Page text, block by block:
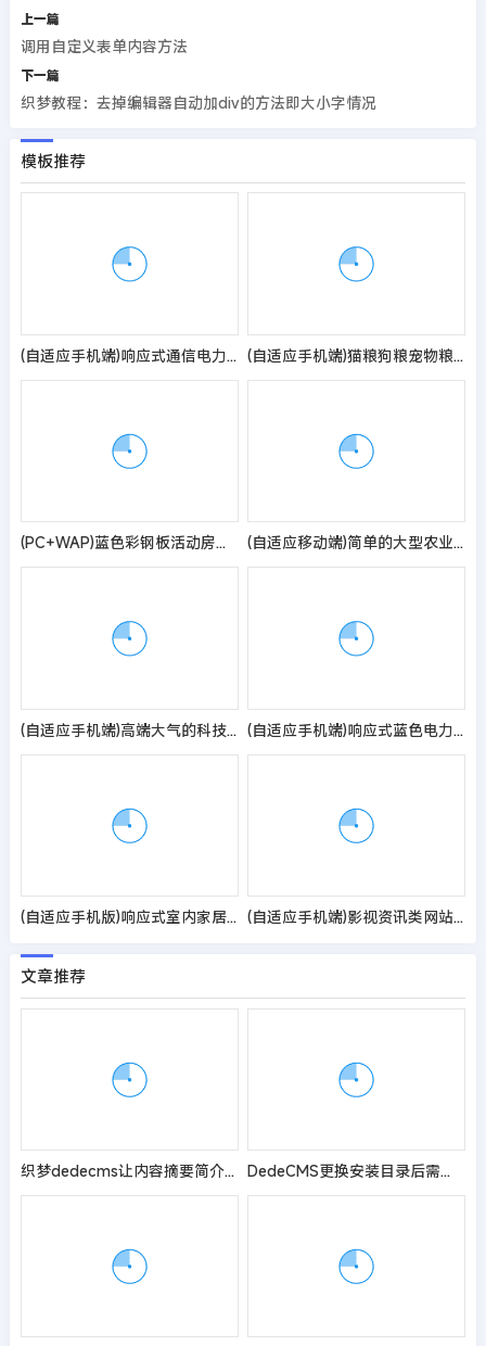
上一篇
调用自定义表单内容方法
下一篇
织梦教程：去掉编辑器自动加div的方法即大小字情况
模板推荐
(自适应手机端)响应式通信电力金融医疗科技类网站pbootcms模板 黑色智能医疗设备网站源码 (自适应手机端)猫粮狗粮宠物粮食网站pbootcms模板 宠物零食网站源码
(PC+WAP)蓝色彩钢板活动房网站pbootcms模板 临时移动房网站源码 (自适应移动端)简单的大型农业机械设备类网站pbootcms模板 水稻玉米收割机网站源码
(自适应手机端)高端大气的科技类pbootcms网站模板 带三级栏目、下载和招聘功能 (自适应手机端)响应式蓝色电力工程新能源光伏发电设备类企业网站pbootcms模板 公司集团网站源码
(自适应手机版)响应式室内家居设计英文外贸网站模板 (自适应手机端)影视资讯类网站pbootcms模板 影视新闻博客网站源码
文章推荐
织梦dedecms让内容摘要简介支持换行方法 DedeCMS更换安装目录后需要修改的内容